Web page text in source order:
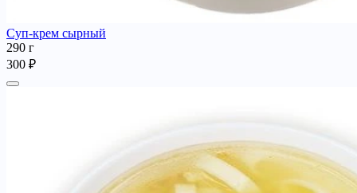
Суп-крем сырный
290 г
300 ₽